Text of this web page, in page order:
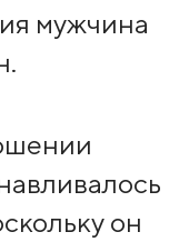
мужчина
он